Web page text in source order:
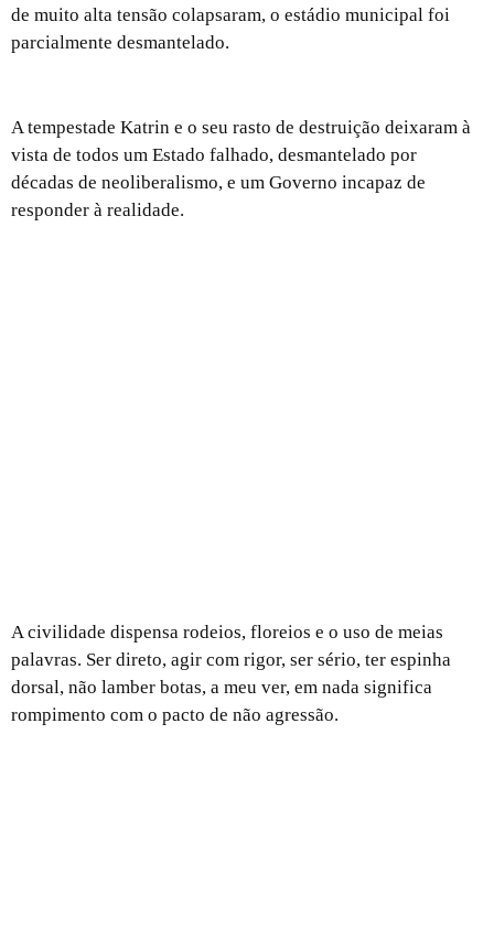
de muito alta tensão colapsaram, o estádio municipal foi
parcialmente desmantelado.
A tempestade Katrin e o seu rasto de destruição deixaram à
vista de todos um Estado falhado, desmantelado por
décadas de neoliberalismo, e um Governo incapaz de
responder à realidade.
A civilidade dispensa rodeios, floreios e o uso de meias
palavras. Ser direto, agir com rigor, ser sério, ter espinha
dorsal, não lamber botas, a meu ver, em nada significa
rompimento com o pacto de não agressão.